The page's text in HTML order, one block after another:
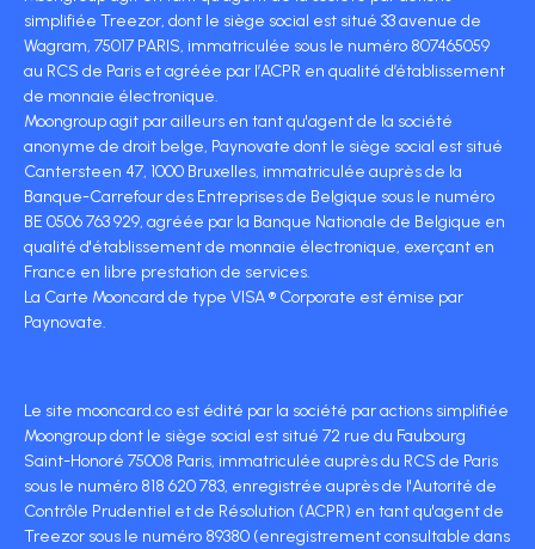
simplifiée Treezor, dont le siège social est situé 33 avenue de
Wagram, 75017 PARIS, immatriculée sous le numéro 807465059
au RCS de Paris et agréée par l’ACPR en qualité d’établissement
de monnaie électronique.
Moongroup agit par ailleurs en tant qu'agent de la société
anonyme de droit belge, Paynovate dont le siège social est situé
Cantersteen 47, 1000 Bruxelles, immatriculée auprès de la
Banque-Carrefour des Entreprises de Belgique sous le numéro
BE 0506 763 929, agréée par la Banque Nationale de Belgique en
qualité d'établissement de monnaie électronique, exerçant en
France en libre prestation de services.
La Carte Mooncard de type VISA ® Corporate est émise par
Paynovate.
Le site mooncard.co est édité par la société par actions simplifiée
Moongroup dont le siège social est situé 72 rue du Faubourg
Saint-Honoré 75008 Paris, immatriculée auprès du RCS de Paris
sous le numéro 818 620 783, enregistrée auprès de l'Autorité de
Contrôle Prudentiel et de Résolution (ACPR) en tant qu'agent de
Treezor sous le numéro 89380 (enregistrement consultable dans